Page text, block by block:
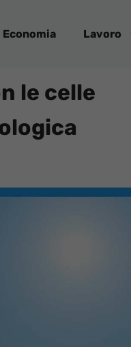
Economia Lavoro
le celle